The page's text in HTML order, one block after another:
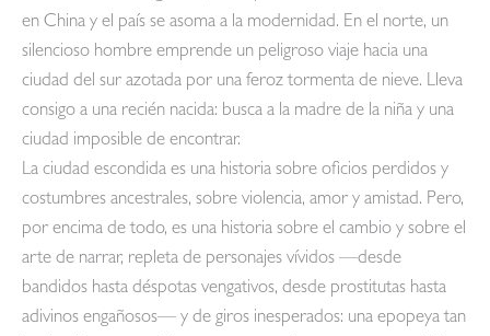
en China y el país se asoma a la modernidad. En el norte, un
silencioso hombre emprende un peligroso viaje hacia una
ciudad del sur azotada por una feroz tormenta de nieve. Lleva
consigo a una recién nacida: busca a la madre de la niña y una
ciudad imposible de encontrar.
La ciudad escondida es una historia sobre oficios perdidos y
costumbres ancestrales, sobre violencia, amor y amistad. Pero,
por encima de todo, es una historia sobre el cambio y sobre el
arte de narrar, repleta de personajes vívidos —desde
bandidos hasta déspotas vengativos, desde prostitutas hasta
adivinos engañosos— y de giros inesperados: una epopeya tan